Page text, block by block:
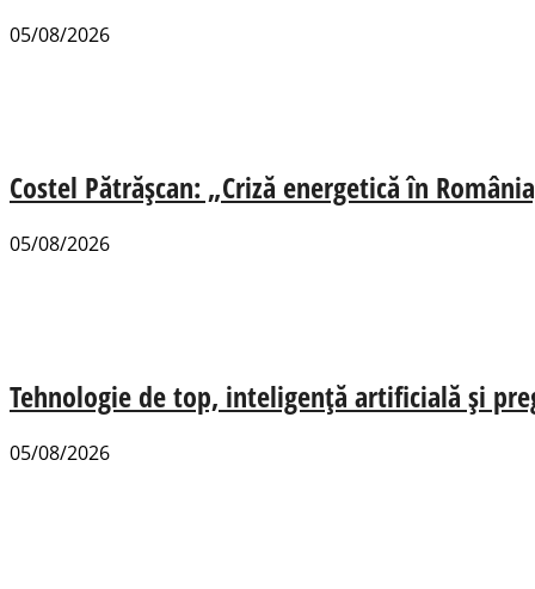
05/08/2026
Costel Pătrășcan: „Criză energetică în
05/08/2026
Tehnologie de top, inteligență artificială și
05/08/2026